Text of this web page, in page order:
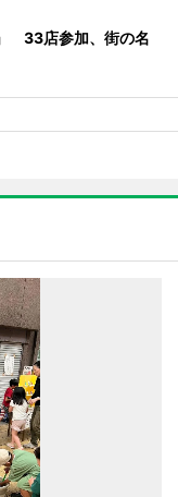
33店参加、街の名